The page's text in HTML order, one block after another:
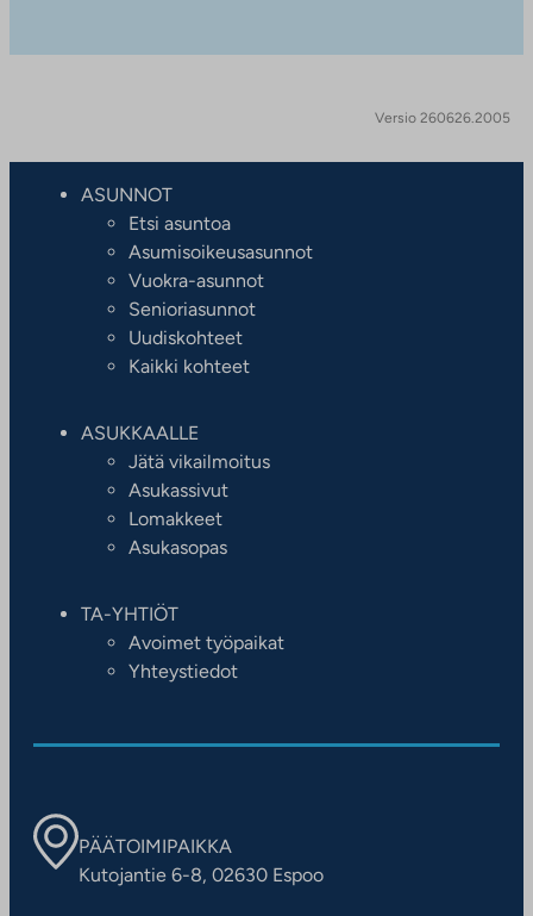
Versio 260626.2005
ASUNNOT
Etsi asuntoa
Asumisoikeusasunnot
Vuokra-asunnot
Senioriasunnot
Uudiskohteet
Kaikki kohteet
ASUKKAALLE
Jätä vikailmoitus
Asukassivut
Lomakkeet
Asukasopas
TA-YHTIÖT
Avoimet työpaikat
Yhteystiedot
PÄÄTOIMIPAIKKA
Kutojantie 6-8, 02630 Espoo